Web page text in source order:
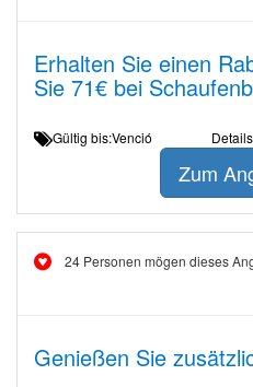
Erhalten Sie einen
Sie 71€ bei
Gültig bis:Venció Details
Zum
24 Personen mögen dieses
Genießen Sie